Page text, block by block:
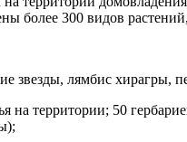
300 видов
звезды, лямбис хирагры,
на территории; 50